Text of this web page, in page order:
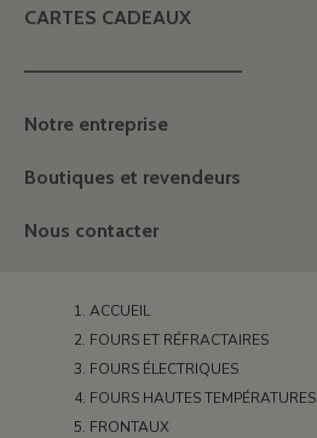
CARTES CADEAUX
———————————————
Notre entreprise
Boutiques et revendeurs
Nous contacter
ACCUEIL
FOURS ET RÉFRACTAIRES
FOURS ÉLECTRIQUES
FOURS HAUTES TEMPÉRATURES
FRONTAUX